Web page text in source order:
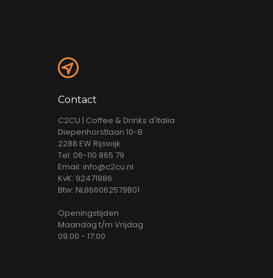
Contact
C2CU | Coffee & Drinks d'Italia
Diepenhorstlaan 10-B
2288 EW Rijswijk
Tel: 06-110 865 79
Email: info@c2cu.nl
KvK: 92471986
Btw: NL866062579B01
Openingstijden
Maandag t/m Vrijdag
09:00 - 17:00